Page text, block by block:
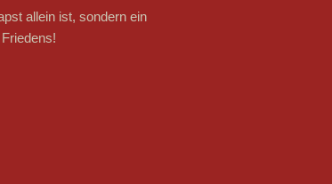
allein ist, sondern ein